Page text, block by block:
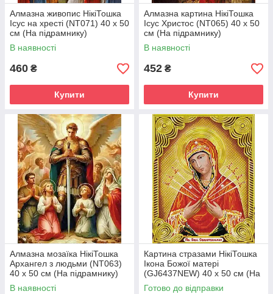
Алмазна живопис НікіТошка
Ісус на хресті (NT071) 40 х 50
см (На підрамнику)
В наявності
460 ₴
Купити
Алмазна картина НікіТошка
Ісус Христос (NT065) 40 х 50
см (На підрамнику)
В наявності
452 ₴
Купити
Алмазна мозаїка НікіТошка
Архангел з людьми (NT063)
40 х 50 см (На підрамнику)
В наявності
Картина стразами НікіТошка
Ікона Божої матері
(GJ6437NEW) 40 х 50 см (На
підрамнику)
Готово до відправки